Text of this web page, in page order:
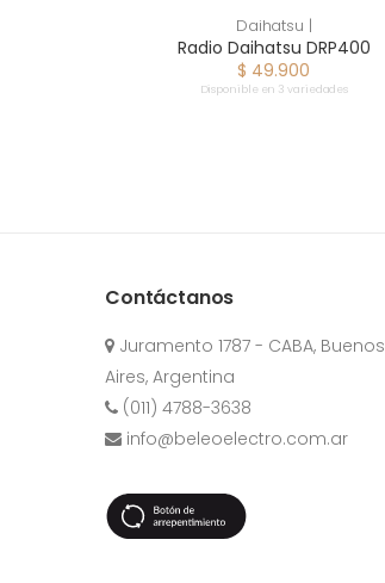
Daihatsu |
Radio Daihatsu DRP400
$ 49.900
Disponible en 3 variedades
Contáctanos
Juramento 1787 - CABA, Buenos
Aires, Argentina
(011) 4788-3638
info@beleoelectro.com.ar